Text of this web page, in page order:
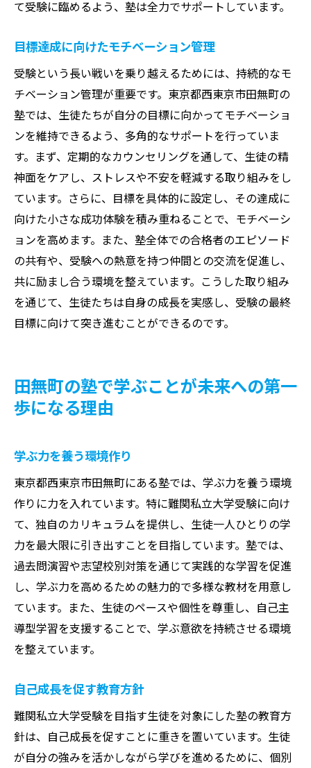
て受験に臨めるよう、塾は全力でサポートしています。
目標達成に向けたモチベーション管理
受験という長い戦いを乗り越えるためには、持続的なモ
チベーション管理が重要です。東京都西東京市田無町の
塾では、生徒たちが自分の目標に向かってモチベーショ
ンを維持できるよう、多角的なサポートを行っていま
す。まず、定期的なカウンセリングを通して、生徒の精
神面をケアし、ストレスや不安を軽減する取り組みをし
ています。さらに、目標を具体的に設定し、その達成に
向けた小さな成功体験を積み重ねることで、モチベーシ
ョンを高めます。また、塾全体での合格者のエピソード
の共有や、受験への熱意を持つ仲間との交流を促進し、
共に励まし合う環境を整えています。こうした取り組み
を通じて、生徒たちは自身の成長を実感し、受験の最終
目標に向けて突き進むことができるのです。
田無町の塾で学ぶことが未来への第一
歩になる理由
学ぶ力を養う環境作り
東京都西東京市田無町にある塾では、学ぶ力を養う環境
作りに力を入れています。特に難関私立大学受験に向け
て、独自のカリキュラムを提供し、生徒一人ひとりの学
力を最大限に引き出すことを目指しています。塾では、
過去問演習や志望校別対策を通じて実践的な学習を促進
し、学ぶ力を高めるための魅力的で多様な教材を用意し
ています。また、生徒のペースや個性を尊重し、自己主
導型学習を支援することで、学ぶ意欲を持続させる環境
を整えています。
自己成長を促す教育方針
難関私立大学受験を目指す生徒を対象にした塾の教育方
針は、自己成長を促すことに重きを置いています。生徒
が自分の強みを活かしながら学びを進めるために、個別